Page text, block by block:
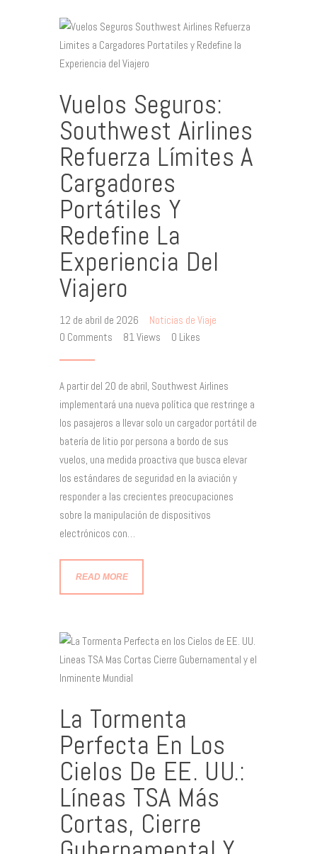
Vuelos Seguros:
Southwest Airlines
Refuerza Límites A
Cargadores
Portátiles Y
Redefine La
Experiencia Del
Viajero
12 de abril de 2026
Noticias de Viaje
0 Comments 81Views 0 Likes
A partir del 20 de abril, Southwest Airlines
implementará una nueva política que restringe a
los pasajeros a llevar solo un cargador portátil de
batería de litio por persona a bordo de sus
vuelos, una medida proactiva que busca elevar
los estándares de seguridad en la aviación y
responder a las crecientes preocupaciones
sobre la manipulación de dispositivos
electrónicos con…
READ MORE
La Tormenta
Perfecta En Los
Cielos De EE. UU.:
Líneas TSA Más
Cortas, Cierre